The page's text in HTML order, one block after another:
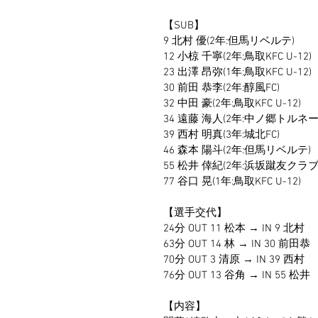
【SUB】
9 北村 優(2年:但馬リベルテ)
12 小椋 千寧(2年:鳥取KFC U-12)
23 出澤 昂弥(1年:鳥取KFC U-12)
30 前田 恭李(2年:醇風FC)
32 中田 豪(2年:鳥取KFC U-12)
34 遠藤 海人(2年:中ノ郷トルネ
39 西村 明真(3年:城北FC)
46 森本 陽斗(2年:但馬リベルテ)
55 松井 倖紀(2年:浜坂蹴友クラ
77 谷口 晃(1年:鳥取KFC U-12)
【選手交代】
24分 OUT 11 松本 → IN 9 北村
63分 OUT 14 林 → IN 30 前田恭
70分 OUT 3 清原 → IN 39 西村
76分 OUT 13 谷角 → IN 55 松井
【内容】